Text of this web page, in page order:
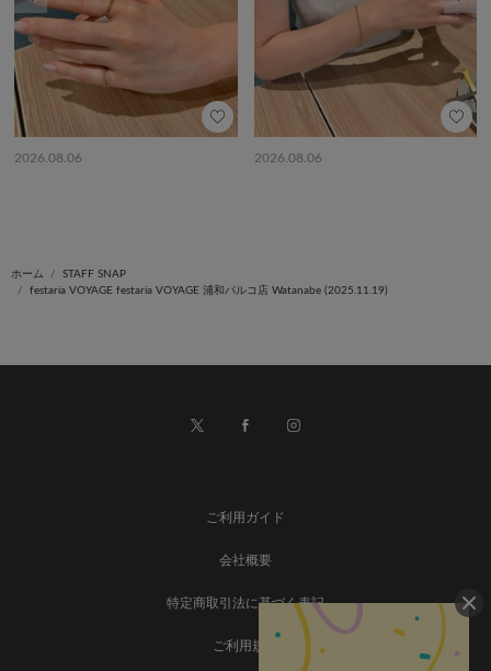
2026.08.06 2026.08.06
ホーム
STAFF SNAP
festaria VOYAGE festaria VOYAGE 浦和パルコ店 Watanabe (2025.11.19)
ご利用ガイド
会社概要
特定商取引法に基づく表記
ご利用規約